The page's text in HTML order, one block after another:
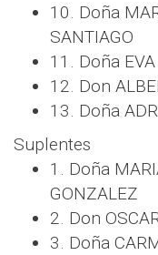
10. Doña
SANTIAGO
11. Doña
12. Don
13. Doña
Suplentes
1. Doña
GONZALEZ
2. Don
3. Doña